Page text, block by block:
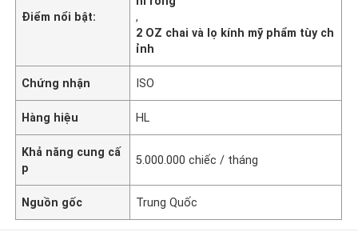
Điểm nổi bật:
,
2 OZ chai và lọ kính mỹ phẩm tùy ch
ỉnh
Chứng nhận ISO
Hàng hiệu HL
Khả năng cung cấ
p
5.000.000 chiếc / tháng
Nguồn gốc Trung Quốc